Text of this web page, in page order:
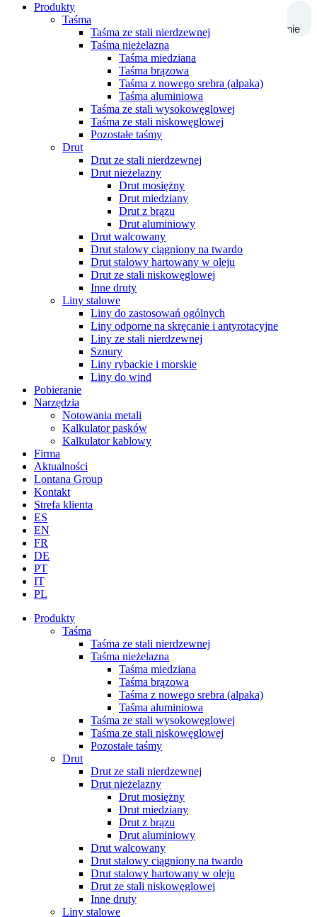
Wyszukiwanie
Produkty
Taśma
Taśma ze stali nierdzewnej
Taśma nieżelazna
Taśma miedziana
Taśma brązowa
Taśma z nowego srebra (alpaka)
Taśma aluminiowa
Taśma ze stali wysokowęglowej
Taśma ze stali niskowęglowej
Pozostałe taśmy
Drut
Drut ze stali nierdzewnej
Drut nieżelazny
Drut mosiężny
Drut miedziany
Drut z brązu
Drut aluminiowy
Drut walcowany
Drut stalowy ciągniony na twardo
Drut stalowy hartowany w oleju
Drut ze stali niskowęglowej
Inne druty
Liny stalowe
Liny do zastosowań ogólnych
Liny odporne na skręcanie i antyrotacyjne
Liny ze stali nierdzewnej
Sznury
Liny rybackie i morskie
Liny do wind
Pobieranie
Narzędzia
Notowania metali
Kalkulator pasków
Kalkulator kablowy
Firma
Aktualności
Lontana Group
Kontakt
Strefa klienta
ES
EN
FR
DE
PT
IT
PL
Produkty
Taśma
Taśma ze stali nierdzewnej
Taśma nieżelazna
Taśma miedziana
Taśma brązowa
Taśma z nowego srebra (alpaka)
Taśma aluminiowa
Taśma ze stali wysokowęglowej
Taśma ze stali niskowęglowej
Pozostałe taśmy
Drut
Drut ze stali nierdzewnej
Drut nieżelazny
Drut mosiężny
Drut miedziany
Drut z brązu
Drut aluminiowy
Drut walcowany
Drut stalowy ciągniony na twardo
Drut stalowy hartowany w oleju
Drut ze stali niskowęglowej
Inne druty
Liny stalowe